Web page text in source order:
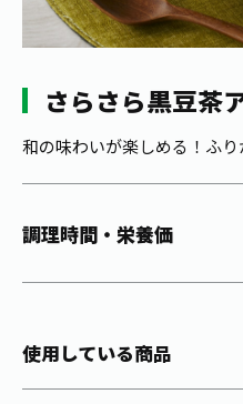
ブランドから探す
カテゴリーから探す
キーワードから探す
レシピ集
ウェルネスフォーラム
お茶の複合型博物館
食育・イベント
未来の桜プロジェクト
伊藤園の店舗トップ
茶寮伊藤園
店舗検索
THE ITOEN
健康体
企業情報 GLOBAL
さらさら黒豆茶
和の味わいが楽しめる！ふ
調理時間・栄養価
使用している商品